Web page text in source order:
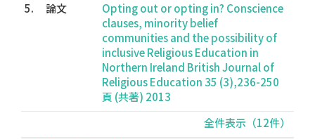
5.
論文
Opting out or opting in? Conscience
clauses, minority belief
communities and the possibility of
inclusive Religious Education in
Northern Ireland British Journal of
Religious Education 35 (3),236-250
頁 (共著) 2013
全件表示（12件）